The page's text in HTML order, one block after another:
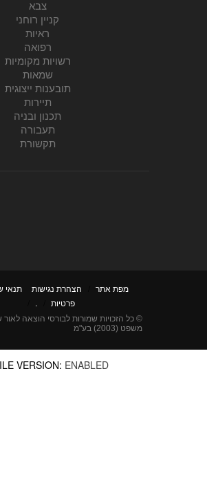
קניין רוחני
רשויות מקומיות
שמאות
תובענות ייצוגית
תכנון ובניה
תעבורה
תקשורת
מפת אתר / הצהרת נגישות תנאי שימוש /
/
.
/
© כל הזכויות שמורות לבורסי הוצאה לאור של ספרי
MOBILE VERSION:ENABLED